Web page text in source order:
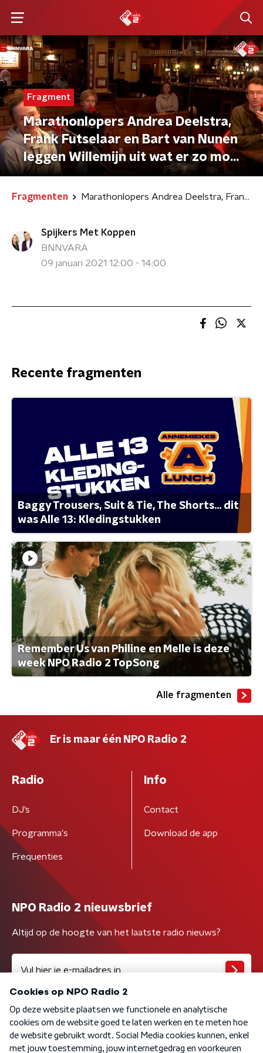
Fragment
Marathonlopers Andrea Deelstra,
Frank Futselaar en Bart van Nunen
leggen Willemijn uit wat er zo mooi
is aan hun sport!
Fragmenten Marathonlopers Andrea Deelstra, Frank Futselaar en Bart van Nunen leggen Willemijn uit wat er zo mooi is aan hun sport!
Spijkers Met Koppen
BNNVARA
09 januari 2021 12:00 - 14:00
Recente fragmenten
Baggy Trousers, Suit & Tie, The Shorts... dit
was Alle 13: Kledingstukken
Remember Us van Philine en Melle is deze
week NPO Radio 2 TopSong
Alle fragmenten
Er is maar één NPO Radio 2
Radio
DJ’s
Programma's
Frequenties
Info
Contact
Download de app
NPO Radio 2 nieuwsbrief
Altijd op de hoogte van het laatste radio nieuws?
Algemene voorwaarden